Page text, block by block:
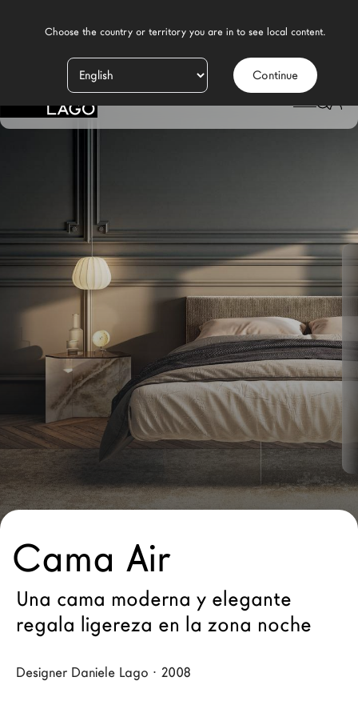
Continue
Productos
Inspiración
Tiendas
Nuevos Productos MDW26
Promociones
Brand
Arquitectos
LAGO Homes
Configurador
News
Press
Catálogos
DESIGN DORMITORIO MODERNO / CAMAS/
CAMA AIR
Cama Air
Una cama moderna y elegante
regala ligereza en la zona noche
Designer Daniele Lago · 2008